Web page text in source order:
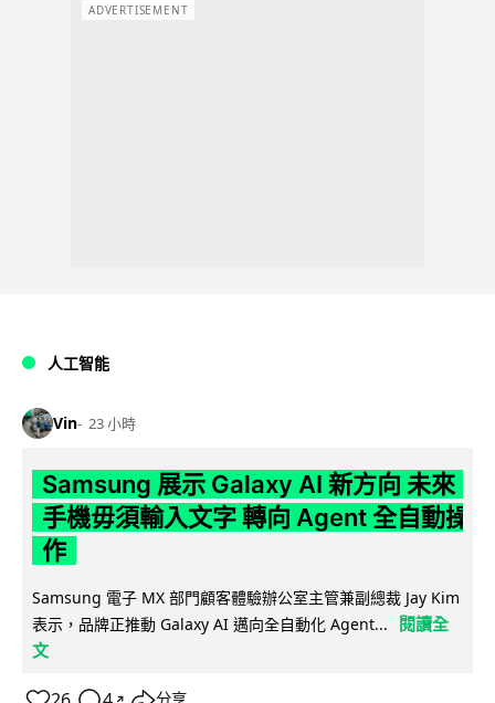
ADVERTISEMENT
人工智能
Vin 23 小時
Samsung 展示 Galaxy AI 新方向 未來
手機毋須輸入文字 轉向 Agent 全自動操
作
Samsung 電子 MX 部門顧客體驗辦公室主管兼副總裁 Jay Kim
表示，品牌正推動 Galaxy AI 邁向全自動化 Agent...
閱讀全
文
↗